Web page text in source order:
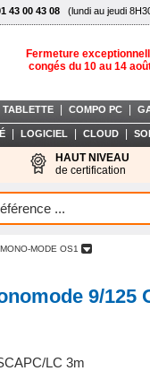
43 00 43 08 (lundi au jeudi
Fermeture
congés du 10 au 14
TABLETTE COMPO PC
LOGICIEL CLOUD
HAUT NIVEAU
de certification
MODE OS1
9/125
LC 3m